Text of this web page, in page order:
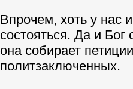
Впрочем, хоть у нас
состояться. Да и
она собирает
политзаключенных.